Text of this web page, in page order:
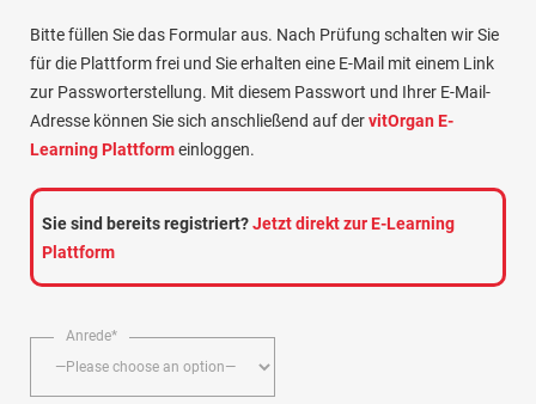
Bitte füllen Sie das Formular aus. Nach Prüfung schalten wir Sie
für die Plattform frei und Sie erhalten eine E-Mail mit einem Link
zur Passworterstellung. Mit diesem Passwort und Ihrer E-Mail-
Adresse können Sie sich anschließend auf dervitOrgan E-
Learning Plattformeinloggen.
Sie sind bereits registriert?Jetzt direkt zur E-Learning
Plattform
Anrede*